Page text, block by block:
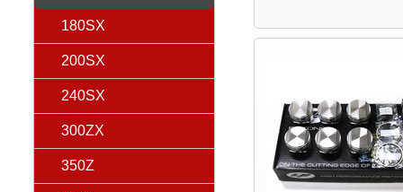
180SX
200SX
240SX
300ZX
350Z